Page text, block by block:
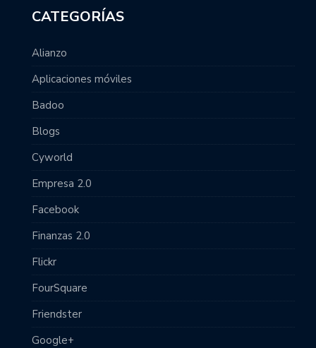
CATEGORÍAS
Alianzo
Aplicaciones móviles
Badoo
Blogs
Cyworld
Empresa 2.0
Facebook
Finanzas 2.0
Flickr
FourSquare
Friendster
Google+